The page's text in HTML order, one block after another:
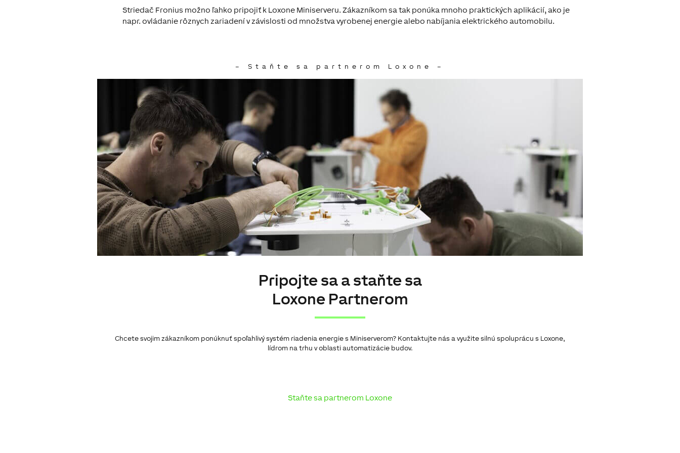
Striedač Fronius možno ľahko pripojiť k Loxone Miniserveru. Zákazníkom sa tak ponúka mnoho praktických aplikácií, ako je
napr. ovládanie rôznych zariadení v závislosti od množstva vyrobenej energie alebo nabíjania elektrického automobilu.
– Staňte sa partnerom Loxone –
Pripojte sa a staňte sa
Loxone Partnerom
Chcete svojim zákazníkom ponúknuť spoľahlivý systém riadenia energie s Miniserverom? Kontaktujte nás a využite silnú spoluprácu s Loxone,
lídrom na trhu v oblasti automatizácie budov.
Staňte sa partnerom Loxone